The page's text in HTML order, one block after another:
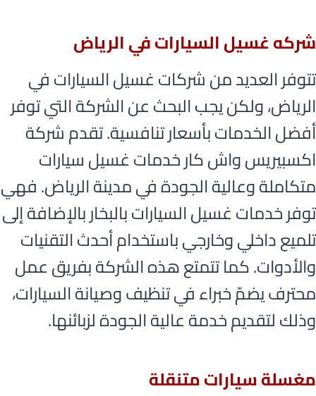
شركه غسيل السيارات في الرياض
تتوفر العديد من شركات غسيل السيارات في
الرياض، ولكن يجب البحث عن الشركة التي توفر
أفضل الخدمات بأسعار تنافسية. تقدم شركة
اكسبيريس واش كار خدمات غسيل سيارات
متكاملة وعالية الجودة في مدينة الرياض. فهي
توفر خدمات غسيل السيارات بالبخار بالإضافة إلى
تلميع داخلي وخارجي باستخدام أحدث التقنيات
والأدوات. كما تتمتع هذه الشركة بفريق عمل
محترف يضمّ خبراء في تنظيف وصيانة السيارات،
وذلك لتقديم خدمة عالية الجودة لزبائنها.
مغسلة سيارات متنقلة